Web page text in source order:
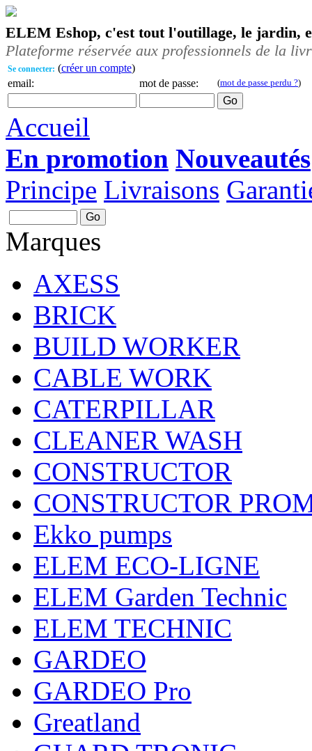
ELEM Eshop, c'est tout l'outillage, le jardin,
Plateforme réservée aux professionnels de la
Se connecter: (créer un compte)
email:
mot de passe: (mot de passe perdu ?)
Accueil
En promotion Nouveautés
Principe Livraisons
Marques
AXESS
BRICK
BUILD WORKER
CABLE WORK
CATERPILLAR
CLEANER WASH
CONSTRUCTOR
CONSTRUCTOR
Ekko pumps
ELEM ECO-LIGNE
ELEM Garden Technic
ELEM TECHNIC
GARDEO
GARDEO Pro
Greatland